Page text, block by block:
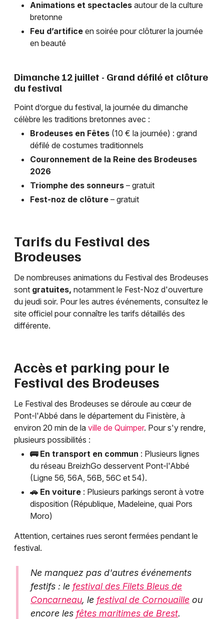
Animations et spectacles autour de la culture
bretonne
Feu d’artifice en soirée pour clôturer la journée
en beauté
Dimanche 12 juillet - Grand défilé et clôture
du festival
Point d’orgue du festival, la journée du dimanche
célèbre les traditions bretonnes avec :
Brodeuses en Fêtes (10 € la journée) : grand
défilé de costumes traditionnels
Couronnement de la Reine des Brodeuses
2026
Triomphe des sonneurs – gratuit
Fest-noz de clôture – gratuit
Tarifs du Festival des
Brodeuses
De nombreuses animations du Festival des Brodeuses
sont gratuites, notamment le Fest-Noz d'ouverture
du jeudi soir. Pour les autres événements, consultez le
site officiel pour connaître les tarifs détaillés des
différente.
Accès et parking pour le
Festival des Brodeuses
Le Festival des Brodeuses se déroule au cœur de
Pont-l'Abbé dans le département du Finistère, à
environ 20 min de la ville de Quimper. Pour s'y rendre,
plusieurs possibilités :
🚌 En transport en commun : Plusieurs lignes
du réseau BreizhGo desservent Pont-l'Abbé
(Ligne 56, 56A, 56B, 56C et 54).
🚗 En voiture : Plusieurs parkings seront à votre
disposition (République, Madeleine, quai Pors
Moro)
Attention, certaines rues seront fermées pendant le
festival.
Ne manquez pas d'autres événements
festifs : le festival des Filets Bleus de
Concarneau, le festival de Cornouaille ou
encore les fêtes maritimes de Brest.